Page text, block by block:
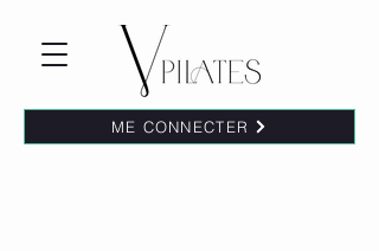
ME CONNECTER